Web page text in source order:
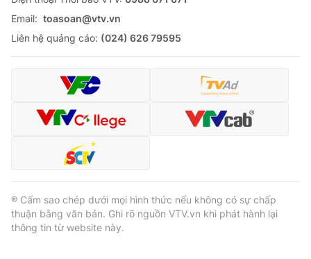
Email: toasoan@vtv.vn
Liên hệ quảng cáo: (024) 626 79595
® Cấm sao chép dưới mọi hình thức nếu không có sự chấp
thuận bằng văn bản. Ghi rõ nguồn VTV.vn khi phát hành lại
thông tin từ website này.